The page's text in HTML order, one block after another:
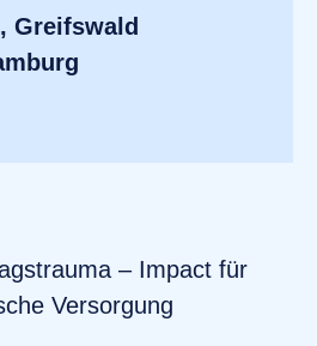
Greifswald
– Impact für
Versorgung